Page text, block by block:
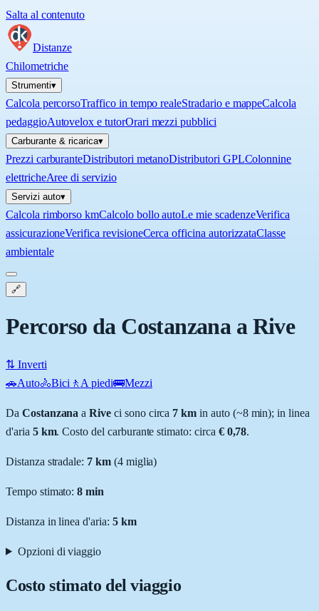
Salta al contenuto
Distanze
Chilometriche
Strumenti▾
Calcola percorsoTraffico in tempo realeStradario e mappeCalcola
pedaggioAutovelox e tutorOrari mezzi pubblici
Carburante & ricarica▾
Prezzi carburanteDistributori metanoDistributori GPLColonnine
elettricheAree di servizio
Servizi auto▾
Calcola rimborso kmCalcolo bollo autoLe mie scadenzeVerifica
assicurazioneVerifica revisioneCerca officina autorizzataClasse
ambientale
🔗
Percorso da Costanzana a Rive
⇅ Inverti
🚗Auto🚴Bici 🚶 A piedi🚌Mezzi
Da Costanzana aRive ci sono circa 7 km in auto (~8 min); in linea
d'aria 5km. Costo del carburante stimato: circa € 0,78.
Distanza stradale: 7 km (4miglia)
Tempo stimato:8 min
Distanza in linea d'aria: 5km
Opzioni di viaggio
Costo stimato del viaggio